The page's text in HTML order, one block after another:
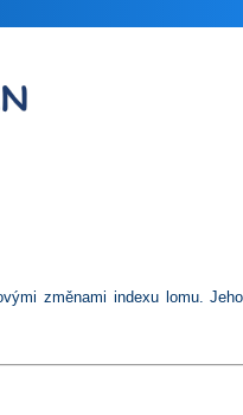
změnami indexu lomu.